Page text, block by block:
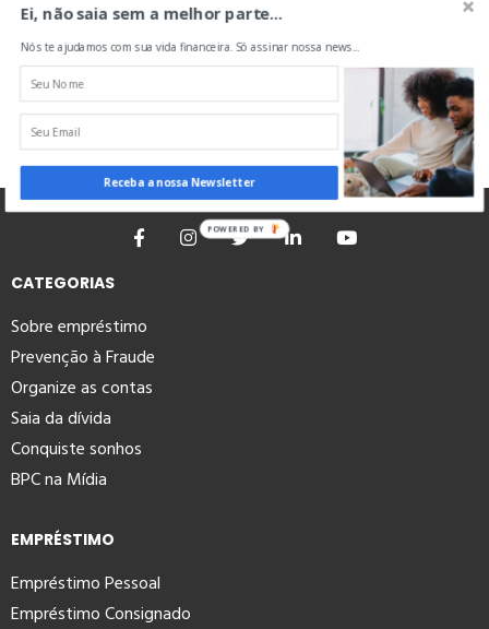
CATEGORIAS
Sobre empréstimo
Prevenção à Fraude
Organize as contas
Saia da dívida
Conquiste sonhos
BPC na Mídia
EMPRÉSTIMO
Empréstimo Pessoal
Empréstimo Consignado
Ei, não saia sem a melhor parte...
Nós te ajudamos com sua vida financeira. Só assinar nossa news...
Receba a nossa Newsletter
POWERED BY